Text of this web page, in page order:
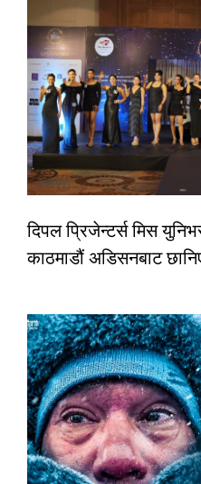
दिपल प्रिजेन्टर्स मिस
काठमाडौं अडिसनबाट